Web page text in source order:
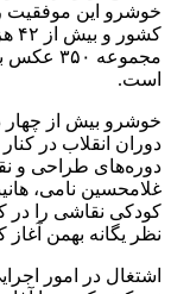
مجموعه
است.
خوشرو بیش از
دوران انقلاب در
دوره‌های طراحی و
غلامحسین نامی،
کودکی نقاشی را در
نظر یگانه بهمن آغاز
اشتغال در امور